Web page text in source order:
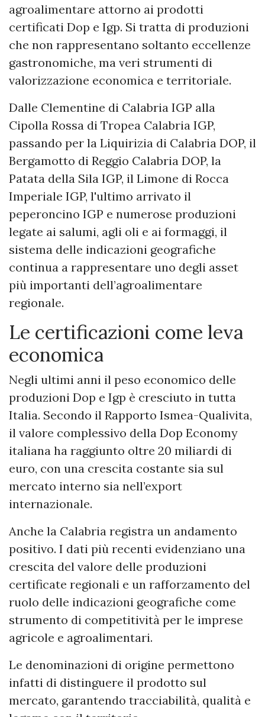
agroalimentare attorno ai prodotti
certificati Dop e Igp. Si tratta di produzioni
che non rappresentano soltanto eccellenze
gastronomiche, ma veri strumenti di
valorizzazione economica e territoriale.
Dalle Clementine di Calabria IGP alla
Cipolla Rossa di Tropea Calabria IGP,
passando per la Liquirizia di Calabria DOP, il
Bergamotto di Reggio Calabria DOP, la
Patata della Sila IGP, il Limone di Rocca
Imperiale IGP, l'ultimo arrivato il
peperoncino IGP e numerose produzioni
legate ai salumi, agli oli e ai formaggi, il
sistema delle indicazioni geografiche
continua a rappresentare uno degli asset
più importanti dell’agroalimentare
regionale.
Le certificazioni come leva
economica
Negli ultimi anni il peso economico delle
produzioni Dop e Igp è cresciuto in tutta
Italia. Secondo il Rapporto Ismea-Qualivita,
il valore complessivo della Dop Economy
italiana ha raggiunto oltre 20 miliardi di
euro, con una crescita costante sia sul
mercato interno sia nell’export
internazionale.
Anche la Calabria registra un andamento
positivo. I dati più recenti evidenziano una
crescita del valore delle produzioni
certificate regionali e un rafforzamento del
ruolo delle indicazioni geografiche come
strumento di competitività per le imprese
agricole e agroalimentari.
Le denominazioni di origine permettono
infatti di distinguere il prodotto sul
mercato, garantendo tracciabilità, qualità e